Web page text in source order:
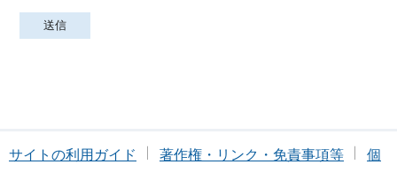
サイトの利用ガイド 著作権・リンク・免責事項等
個